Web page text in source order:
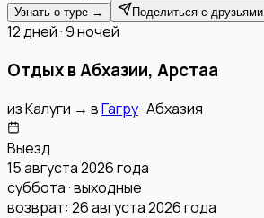
Узнать о туре → Поделиться с друзьями
12 дней · 9 ночей
Отдых в Абхазии, Арстаа
изКалуги → вГагру·Абхазия
Выезд
15 августа 2026 года
суббота · выходные
возврат: 26 августа 2026 года